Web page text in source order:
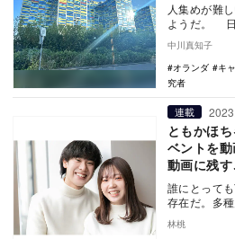
人集めが難
ようだ。 日
繁に議論さ
じらしく、…
中川真知子
オランダ
キ
究者
連載
ともかほ
ベントを
動画に残す
誰にとって
存在だ。多
に…
林桃